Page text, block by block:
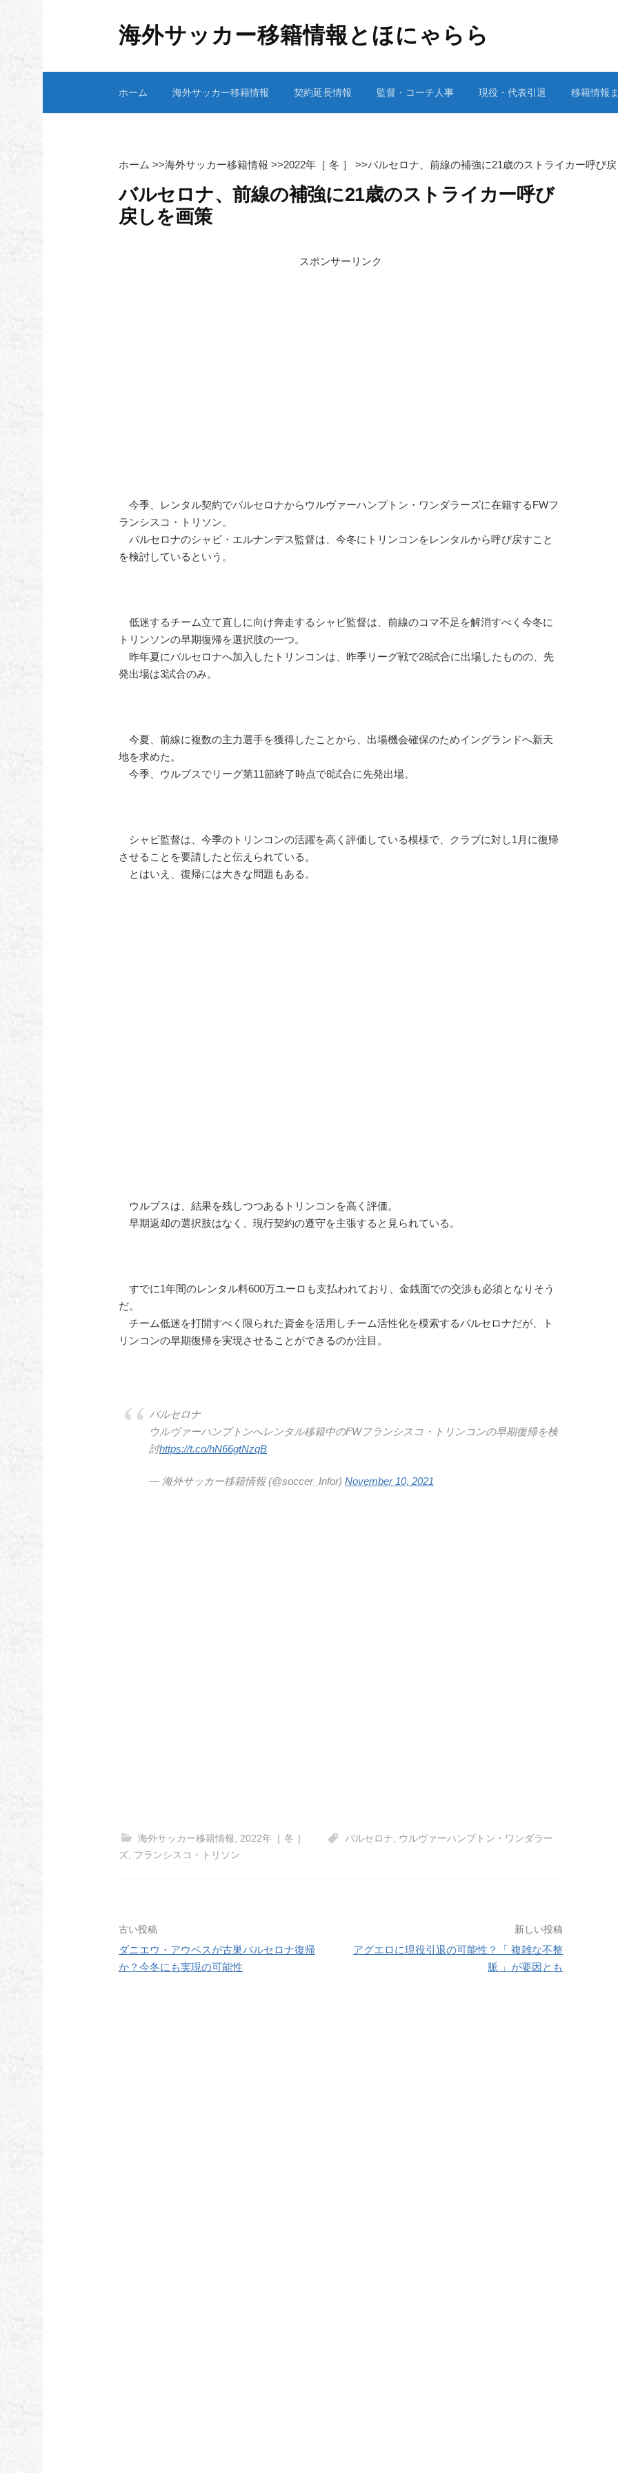
ス
海外サッカー移籍情報とほにゃらら
ホーム 海外サッカー移籍情報 契約延長情報 監督・コーチ人事 現役・代表引退 移籍情報
ホーム >>海外サッカー移籍情報 >>2022年［ 冬 ］ >>バルセロナ、前線の補強に21歳のストライカー呼び
バルセロナ、前線の補強に21歳のストライカー呼び
戻しを画策
スポンサーリンク
今季、レンタル契約でバルセロナからウルヴァーハンプトン・ワンダラーズに在籍するFWフ
ランシスコ・トリソン。
バルセロナのシャビ・エルナンデス監督は、今冬にトリンコンをレンタルから呼び戻すこと
を検討しているという。
低迷するチーム立て直しに向け奔走するシャビ監督は、前線のコマ不足を解消すべく今冬に
トリンソンの早期復帰を選択肢の一つ。
昨年夏にバルセロナへ加入したトリンコンは、昨季リーグ戦で28試合に出場したものの、先
発出場は3試合のみ。
今夏、前線に複数の主力選手を獲得したことから、出場機会確保のためイングランドへ新天
地を求めた。
今季、ウルブスでリーグ第11節終了時点で8試合に先発出場。
シャビ監督は、今季のトリンコンの活躍を高く評価している模様で、クラブに対し1月に復帰
させることを要請したと伝えられている。
とはいえ、復帰には大きな問題もある。
ウルブスは、結果を残しつつあるトリンコンを高く評価。
早期返却の選択肢はなく、現行契約の遵守を主張すると見られている。
すでに1年間のレンタル料600万ユーロも支払われており、金銭面での交渉も必須となりそう
だ。
チーム低迷を打開すべく限られた資金を活用しチーム活性化を模索するバルセロナだが、ト
リンコンの早期復帰を実現させることができるのか注目。
バルセロナ
ウルヴァーハンプトンへレンタル移籍中のFWフランシスコ・トリンコンの早期復帰を検
討https://t.co/hN66gtNzqB
— 海外サッカー移籍情報 (@soccer_Infor) November 10, 2021
海外サッカー移籍情報 2022年［ 冬 ］ バルセロナ
ウルヴァーハンプトン・ワンダラー
ズ フランシスコ・トリソン
投
稿
古い投稿
ダニエウ・アウベスが古巣バルセロナ復帰
か？今冬にも実現の可能性
新しい投稿
アグエロに現役引退の可能性？「 複雑な不整
脈 」が要因とも